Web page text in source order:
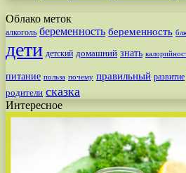
Облако меток
алкоголь беременность беременность
дети детский домашний знать
питание польза почему правильный развитие
родители сказка
Интересное